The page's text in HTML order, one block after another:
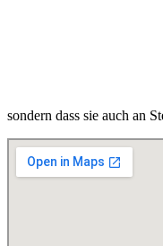
sondern dass sie auch an